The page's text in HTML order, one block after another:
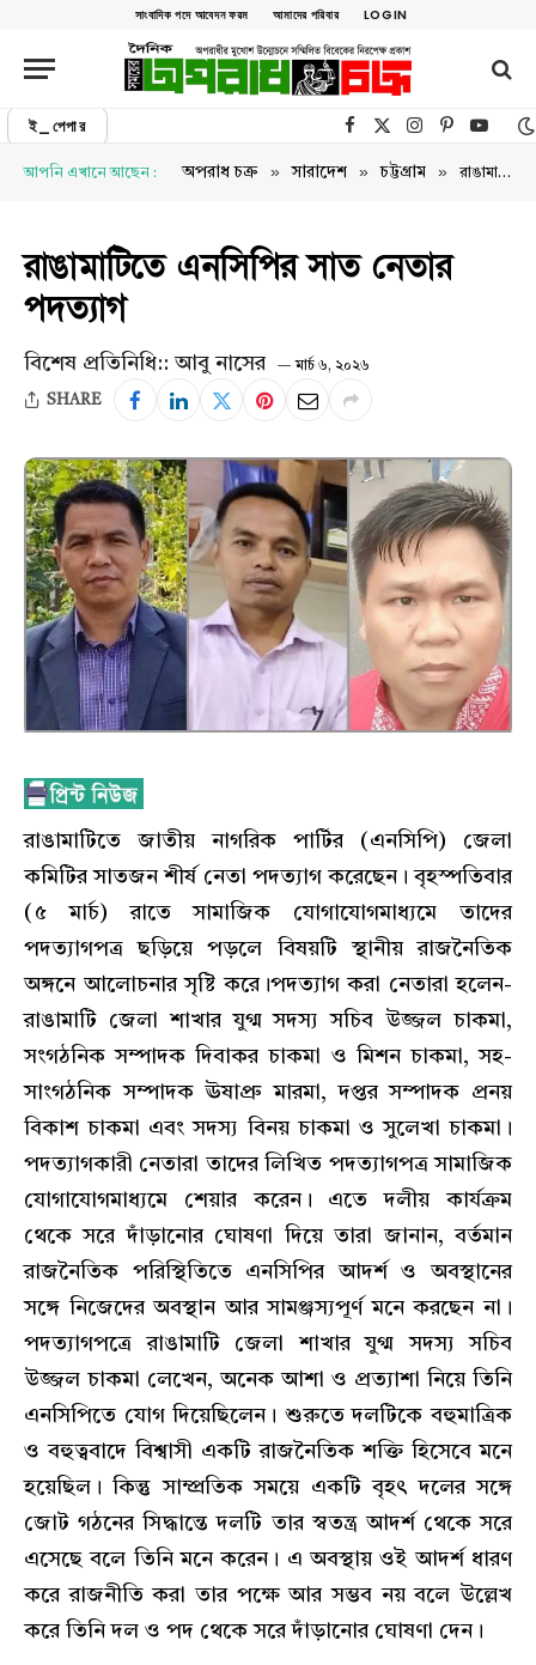
সাংবাদিক পদে আবেদন ফরম আমাদের পরিবার LOGIN
ই_পেপার Facebook
X (Twitter)Instagram
Pinterest
আপনি এখানে আছেন : অপরাধ চক্র » সারাদেশ » চট্টগ্রাম » রাঙামাটিতে এনসিপির সাত নেতার পদত্যাগ
রাঙামাটিতে এনসিপির সাত নেতার
পদত্যাগ
বিশেষ প্রতিনিধি:: আবু নাসের মার্চ ৬, ২০২৬
SHARE
রাঙামাটিতে জাতীয় নাগরিক পার্টির (এনসিপি) জেলা
কমিটির সাতজন শীর্ষ নেতা পদত্যাগ করেছেন। বৃহস্পতিবার
(৫ মার্চ) রাতে সামাজিক যোগাযোগমাধ্যমে তাদের
পদত্যাগপত্র ছড়িয়ে পড়লে বিষয়টি স্থানীয় রাজনৈতিক
অঙ্গনে আলোচনার সৃষ্টি করে।পদত্যাগ করা নেতারা হলেন-
রাঙামাটি জেলা শাখার যুগ্ম সদস্য সচিব উজ্জল চাকমা,
সংগঠনিক সম্পাদক দিবাকর চাকমা ও মিশন চাকমা, সহ-
সাংগঠনিক সম্পাদক ঊষাপ্রু মারমা, দপ্তর সম্পাদক প্রনয়
বিকাশ চাকমা এবং সদস্য বিনয় চাকমা ও সুলেখা চাকমা।
পদত্যাগকারী নেতারা তাদের লিখিত পদত্যাগপত্র সামাজিক
যোগাযোগমাধ্যমে শেয়ার করেন। এতে দলীয় কার্যক্রম
থেকে সরে দাঁড়ানোর ঘোষণা দিয়ে তারা জানান, বর্তমান
রাজনৈতিক পরিস্থিতিতে এনসিপির আদর্শ ও অবস্থানের
সঙ্গে নিজেদের অবস্থান আর সামঞ্জস্যপূর্ণ মনে করছেন না।
পদত্যাগপত্রে রাঙামাটি জেলা শাখার যুগ্ম সদস্য সচিব
উজ্জল চাকমা লেখেন, অনেক আশা ও প্রত্যাশা নিয়ে তিনি
এনসিপিতে যোগ দিয়েছিলেন। শুরুতে দলটিকে বহুমাত্রিক
ও বহুত্ববাদে বিশ্বাসী একটি রাজনৈতিক শক্তি হিসেবে মনে
হয়েছিল। কিন্তু সাম্প্রতিক সময়ে একটি বৃহৎ দলের সঙ্গে
জোট গঠনের সিদ্ধান্তে দলটি তার স্বতন্ত্র আদর্শ থেকে সরে
এসেছে বলে তিনি মনে করেন। এ অবস্থায় ওই আদর্শ ধারণ
করে রাজনীতি করা তার পক্ষে আর সম্ভব নয় বলে উল্লেখ
করে তিনি দল ও পদ থেকে সরে দাঁড়ানোর ঘোষণা দেন।